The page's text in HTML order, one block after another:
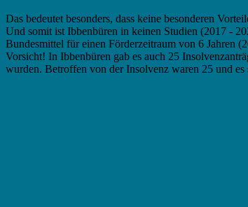
Das bedeutet besonders, dass keine besonderen
Und somit ist Ibbenbüren in keinen Studien (2017 -
Bundesmittel für einen Förderzeitraum von 6 Jahren
Vorsicht! In Ibbenbüren gab es auch 25
wurden. Betroffen von der Insolvenz waren 25 und